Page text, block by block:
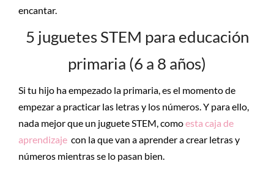
encantar.
5 juguetes STEM para educación
primaria (6 a 8 años)
Si tu hijo ha empezado la primaria, es el momento de
empezar a practicar las letras y los números. Y para ello,
nada mejor que un juguete STEM, comoesta caja de
aprendizaje con la que van a aprender a crear letras y
números mientras se lo pasan bien.